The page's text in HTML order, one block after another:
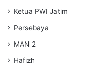
Ketua PWI Jatim
Persebaya
MAN 2
Hafizh